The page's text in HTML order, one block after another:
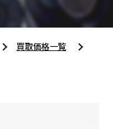
買取価格一覧